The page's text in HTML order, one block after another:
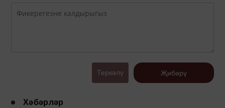
Теркәлү Җибәрү
Хәбәрләр